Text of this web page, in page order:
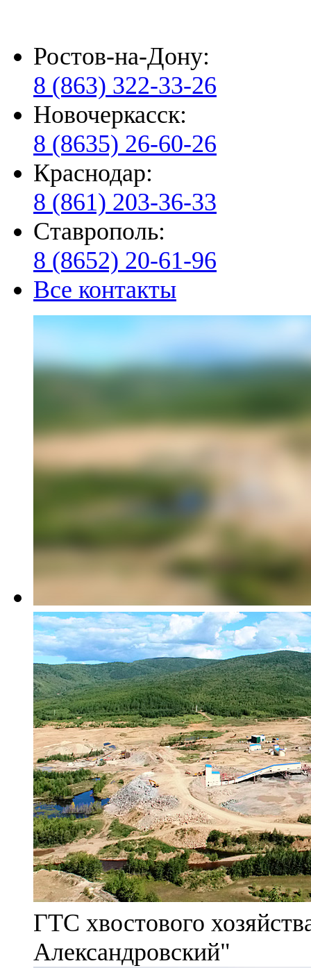
Ростов-на-Дону:
8 (863) 322-33-26
Новочеркасск:
8 (8635) 26-60-26
Краснодар:
8 (861) 203-36-33
Ставрополь:
8 (8652) 20-61-96
Все контакты
ГТС хвостового
Александровский"